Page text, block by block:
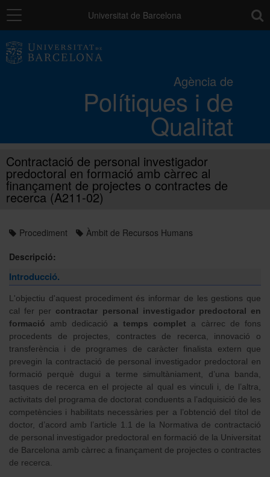
Navegació Universitat de Barcelona
Agència de
Polítiques i de
Qualitat
Els processos de qualitat UB
Activitats i projectes
Catàleg de serveis
L'Agència
Contractació de personal investigador
predoctoral en formació amb càrrec al
finançament de projectes o contractes de
recerca (A211-02)
Procediment
Àmbit de Recursos Humans
Descripció:
Introducció.
L'objectiu d'aquest procediment és informar de les gestions que
cal fer per contractar personal investigador predoctoral en
formació amb dedicació a temps complet a càrrec de fons
procedents de projectes, contractes de recerca, innovació o
transferència i de programes de caràcter finalista extern que
prevegin la contractació de personal investigador predoctoral en
formació perquè dugui a terme simultàniament, d’una banda,
tasques de recerca en el projecte al qual es vinculi i, de l’altra,
activitats del programa de doctorat conduents a l’adquisició de les
competències i habilitats necessàries per a l’obtenció del títol de
doctor, d’acord amb l’article 1.1 de la Normativa de contractació
de personal investigador predoctoral en formació de la Universitat
de Barcelona amb càrrec a finançament de projectes o contractes
de recerca.